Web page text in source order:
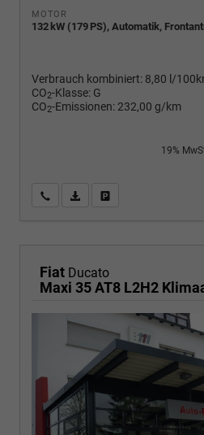
MOTOR
132 kW (179 PS), Automatik,
Verbrauch kombiniert: 8,80 l/
CO2-Klasse: G
CO2-Emissionen: 232,00 g/km
19%
Wir rufen Sie anPDF-Fahrzeugexposé
Fiat Ducato
Maxi 35 AT8 L2H2